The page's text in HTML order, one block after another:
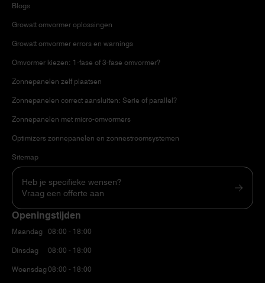
Blogs
Growatt omvormer oplossingen
Growatt omvormer errors en warnings
Omvormer kiezen: 1-fase of 3-fase omvormer?
Zonnepanelen zelf plaatsen
Zonnepanelen correct aansluiten: Serie of parallel?
Zonnepanelen met micro-omvormers
Optimizers zonnepanelen en zonnestroomsystemen
Sitemap
Heb je specifieke wensen?
Vraag een offerte aan
Openingstijden
Maandag
Dinsdag
Woensdag
08:00 - 18:00
08:00 - 18:00
08:00 - 18:00